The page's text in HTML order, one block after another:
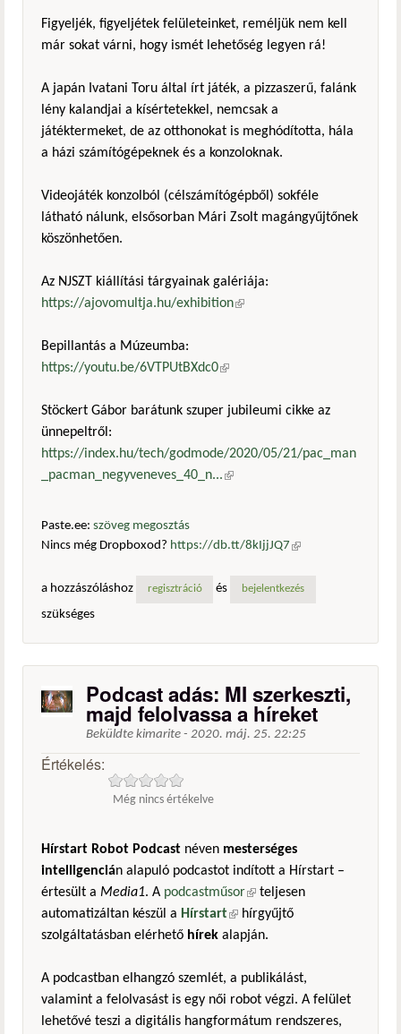
Figyeljék, figyeljétek felületeinket, reméljük nem kell
már sokat várni, hogy ismét lehetőség legyen rá!
A japán Ivatani Toru által írt játék, a pizzaszerű, falánk
lény kalandjai a kísértetekkel, nemcsak a
játéktermeket, de az otthonokat is meghódította, hála
a házi számítógépeknek és a konzoloknak.
Videojáték konzolból (célszámítógépből) sokféle
látható nálunk, elsősorban Mári Zsolt magángyűjtőnek
köszönhetően.
Az NJSZT kiállítási tárgyainak galériája:
https://ajovomultja.hu/exhibition(külső hivatkozás)
Bepillantás a Múzeumba:
https://youtu.be/6VTPUtBXdc0(külső hivatkozás)
Stöckert Gábor barátunk szuper jubileumi cikke az
ünnepeltről:
https://index.hu/tech/godmode/2020/05/21/pac_man
_pacman_negyveneves_40_n...(külső hivatkozás)
Paste.ee: szöveg megosztás
Nincs még Dropboxod? https://db.tt/8kIjjJQ7 (külső
a hozzászóláshoz
regisztráció és bejelentkezés
szükséges
Podcast adás: MI szerkeszti,
majd felolvassa a híreket
Beküldte kimarite - 2020. máj. 25. 22:25
Értékelés:
Még nincs értékelve
Hírstart Robot Podcast néven mesterséges
intelligencián alapuló podcastot indított a Hírstart –
értesült a Media1. A podcastműsor(külső hivatkozás)
teljesen
automatizáltan készül a Hírstart(külső hivatkozás)
hírgyűjtő
szolgáltatásban elérhető hírek alapján.
A podcastban elhangzó szemlét, a publikálást,
valamint a felolvasást is egy női robot végzi. A felület
lehetővé teszi a digitális hangformátum rendszeres,